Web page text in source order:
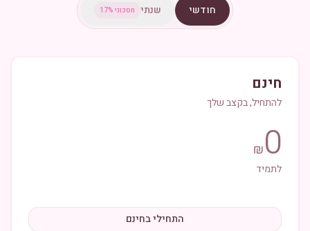
חודשי שנתי חסכוני 17%
חינם
להתחיל, בקצב שלך
0
₪
לתמיד
התחילי בחינם